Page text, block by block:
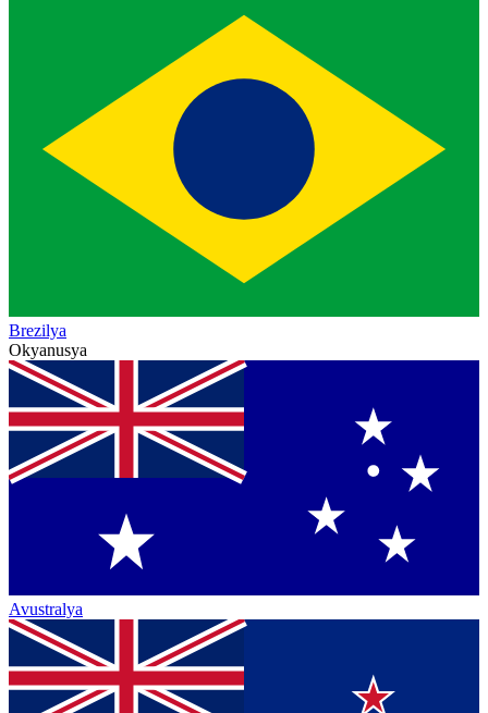
Brezilya
Okyanusya
Avustralya